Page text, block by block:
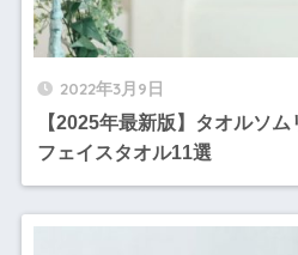
2022年3月9日
【2025年最新版】タオルソ
フェイスタオル11選